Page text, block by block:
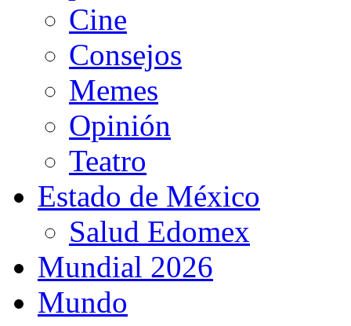
Cine
Consejos
Memes
Opinión
Teatro
Estado de México
Salud Edomex
Mundial 2026
Mundo